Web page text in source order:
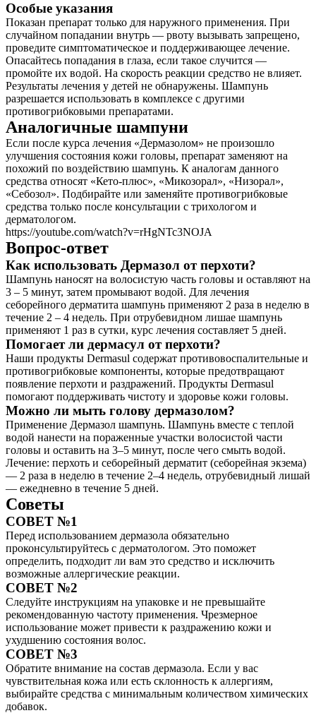
Особые указания
Показан препарат только для наружного применения. При
случайном попадании внутрь — рвоту вызывать запрещено,
проведите симптоматическое и поддерживающее лечение.
Опасайтесь попадания в глаза, если такое случится —
промойте их водой. На скорость реакции средство не влияет.
Результаты лечения у детей не обнаружены. Шампунь
разрешается использовать в комплексе с другими
противогрибковыми препаратами.
Аналогичные шампуни
Если после курса лечения «Дермазолом» не произошло
улучшения состояния кожи головы, препарат заменяют на
похожий по воздействию шампунь. К аналогам данного
средства относят «Кето-плюс», «Микозорал», «Низорал»,
«Себозол». Подбирайте или заменяйте противогрибковые
средства только после консультации с трихологом и
дерматологом.
https://youtube.com/watch?v=rHgNTc3NOJA
Вопрос-ответ
Как использовать Дермазол от перхоти?
Шампунь наносят на волосистую часть головы и оставляют на
3 – 5 минут, затем промывают водой. Для лечения
себорейного дерматита шампунь применяют 2 раза в неделю в
течение 2 – 4 недель. При отрубевидном лишае шампунь
применяют 1 раз в сутки, курс лечения составляет 5 дней.
Помогает ли дермасул от перхоти?
Наши продукты Dermasul содержат противовоспалительные и
противогрибковые компоненты, которые предотвращают
появление перхоти и раздражений. Продукты Dermasul
помогают поддерживать чистоту и здоровье кожи головы.
Можно ли мыть голову дермазолом?
Применение Дермазол шампунь. Шампунь вместе с теплой
водой нанести на пораженные участки волосистой части
головы и оставить на 3–5 минут, после чего смыть водой.
Лечение: перхоть и себорейный дерматит (себорейная экзема)
— 2 раза в неделю в течение 2–4 недель, отрубевидный лишай
— ежедневно в течение 5 дней.
Советы
СОВЕТ №1
Перед использованием дермазола обязательно
проконсультируйтесь с дерматологом. Это поможет
определить, подходит ли вам это средство и исключить
возможные аллергические реакции.
СОВЕТ №2
Следуйте инструкциям на упаковке и не превышайте
рекомендованную частоту применения. Чрезмерное
использование может привести к раздражению кожи и
ухудшению состояния волос.
СОВЕТ №3
Обратите внимание на состав дермазола. Если у вас
чувствительная кожа или есть склонность к аллергиям,
выбирайте средства с минимальным количеством химических
добавок.